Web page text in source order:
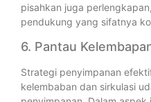
pisahkan juga
pendukung yang sifatnya
6. Pantau
Strategi penyimpanan
kelembaban dan sirkulasi